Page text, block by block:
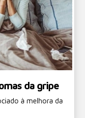
da gripe
à melhora da